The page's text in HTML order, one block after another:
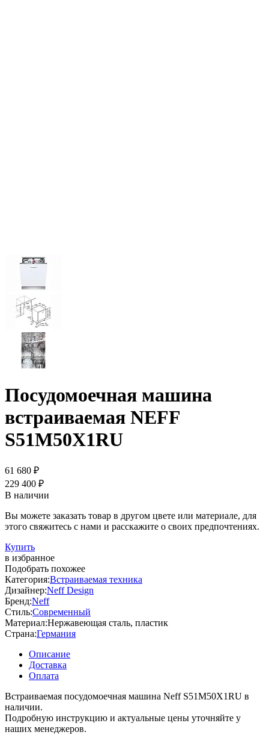
Посудомоечная машина
встраиваемая NEFF
S51M50X1RU
61 680 ₽
229 400 ₽
В наличии
Вы можете заказать товар в другом цвете или материале, для
этого свяжитесь с нами и расскажите о своих предпочтениях.
Купить
в избранное
Подобрать похожее
Категория:Встраиваемая техника
Дизайнер:Neff Design
Бренд:Neff
Стиль:Современный
Материал:Нержавеющая сталь, пластик
Страна:Германия
Описание
Доставка
Оплата
Встраиваемая посудомоечная машина Neff S51M50X1RU в
наличии.
Подробную инструкцию и актуальные цены уточняйте у
наших менеджеров.